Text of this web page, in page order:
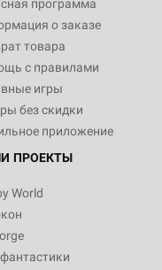
программа
о заказе
товара
с правилами
игры
без скидки
приложение
ПРОЕКТЫ
World